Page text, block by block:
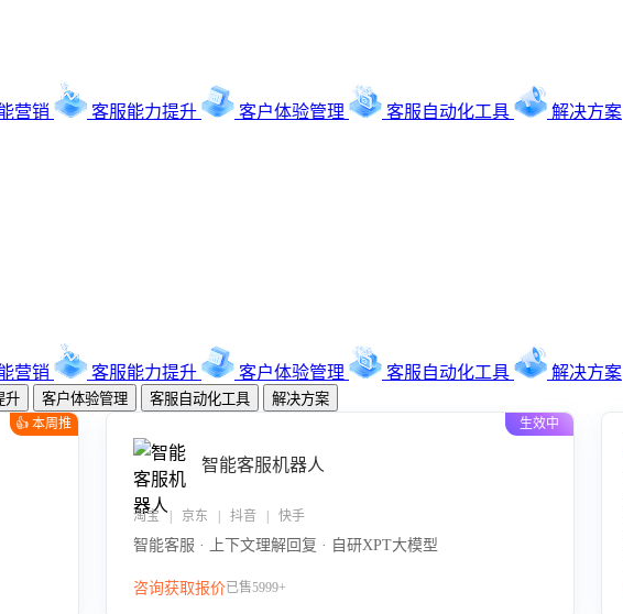
营销 客服能力提升 客户体验管理 客服自动化工具 解决方案
营销 客服能力提升 客户体验管理 客服自动化工具 解决方案
升 客户体验管理 客服自动化工具 解决方案
👍 本周推
生效中
智能客服机器人
淘宝 | 京东 | 抖音 | 快手
智能客服 · 上下文理解回复 · 自研XPT大模型
咨询获取报价已售5999+